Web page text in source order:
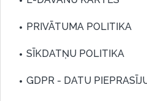
PRIVĀTUMA POLITIKA
SĪKDATŅU POLITIKA
GDPR - DATU